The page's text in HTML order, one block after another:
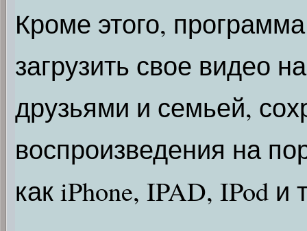
Кроме этого,
загрузить свое видео
друзьями и семьей,
воспроизведения на
как iPhone, IPAD, IPod